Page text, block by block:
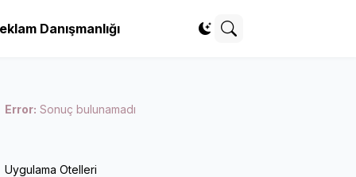
Danışmanlığı
Error: Sonuç bulunamadı
Uygulama Otelleri